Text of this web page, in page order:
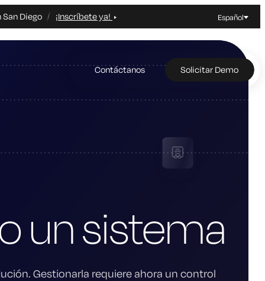
Diego ¡Inscríbete ya! Español
Contáctanos Solicitar Demo
un sistema
Gestionarla requiere ahora un control